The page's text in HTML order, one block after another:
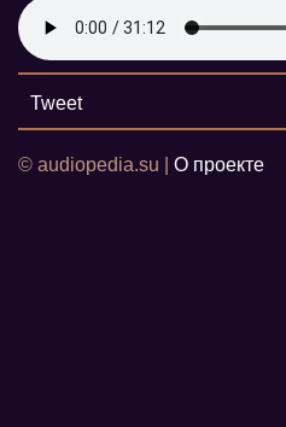
Tweet
© audiopedia.su | О проекте